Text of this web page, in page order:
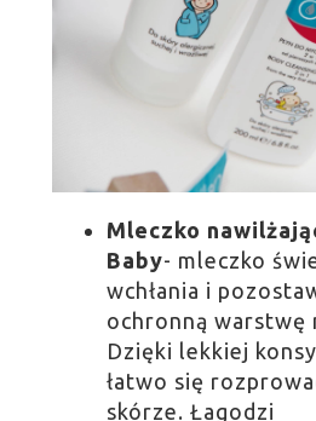
Mleczko
Baby- mleczko
wchłania i
ochronną warstwę
Dzięki lekkiej
łatwo się
skórze. Łagodzi